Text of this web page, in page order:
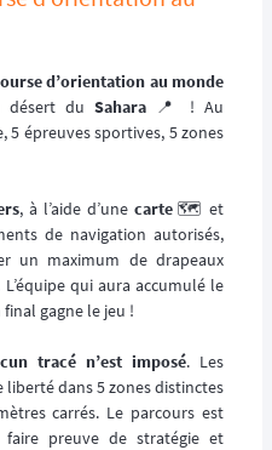
d’orientation au monde
désert duSahara 📍 ! Au
5 épreuves sportives, 5 zones
, à l’aide d’une carte🗺️ et
de navigation autorisés,
un maximum de drapeaux
qui aura accumulé le
gagne le jeu !
tracé n’est imposé. Les
dans 5 zones distinctes
carrés. Le parcours est
preuve de stratégie et